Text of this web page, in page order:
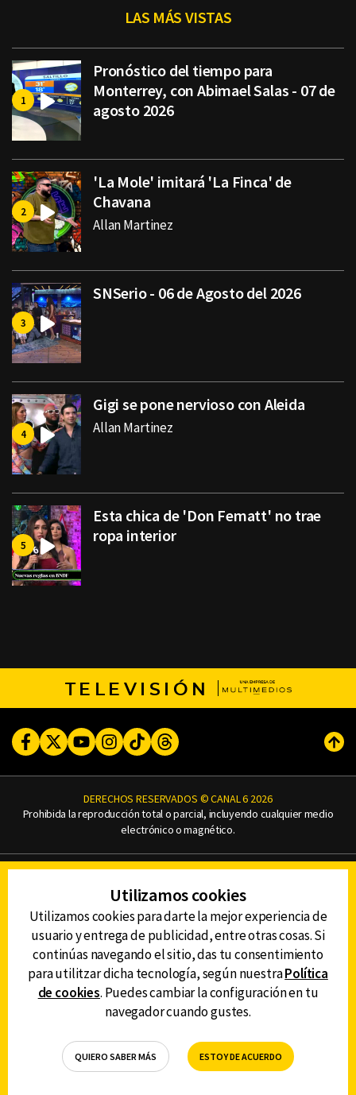
LAS MÁS VISTAS
Pronóstico del tiempo para
Monterrey, con Abimael Salas - 07 de
agosto 2026
'La Mole' imitará 'La Finca' de
Chavana
Allan Martinez
SNSerio - 06 de Agosto del 2026
Gigi se pone nervioso con Aleida
Allan Martinez
Esta chica de 'Don Fematt' no trae
ropa interior
TELEVISIÓN
FacebookTwitterYoutubeInstagram
TikTokThreads
DERECHOS RESERVADOS © CANAL 6 2026
Prohibida la reproducción total o parcial, incluyendo cualquier medio
electrónico o magnético.
AVISO DE PRIVACIDAD
AVISO LEGAL
DEFENSORÍA DE LAS AUDIENCIAS
DESCARGA LA APP DE CANAL 6
Utilizamos cookies
Utilizamos cookies para darte la mejor experiencia de
usuario y entrega de publicidad, entre otras cosas. Si
continúas navegando el sitio, das tu consentimiento
para utilitzar dicha tecnología, según nuestraPolítica
de cookies. Puedes cambiar la configuración en tu
navegador cuando gustes.
QUIERO SABER MÁS ESTOY DE ACUERDO